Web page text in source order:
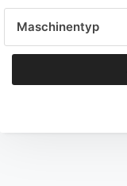
Maschinentyp